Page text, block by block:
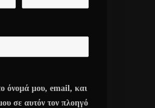
όνομά μου, email, και
σε αυτόν τον πλοηγό